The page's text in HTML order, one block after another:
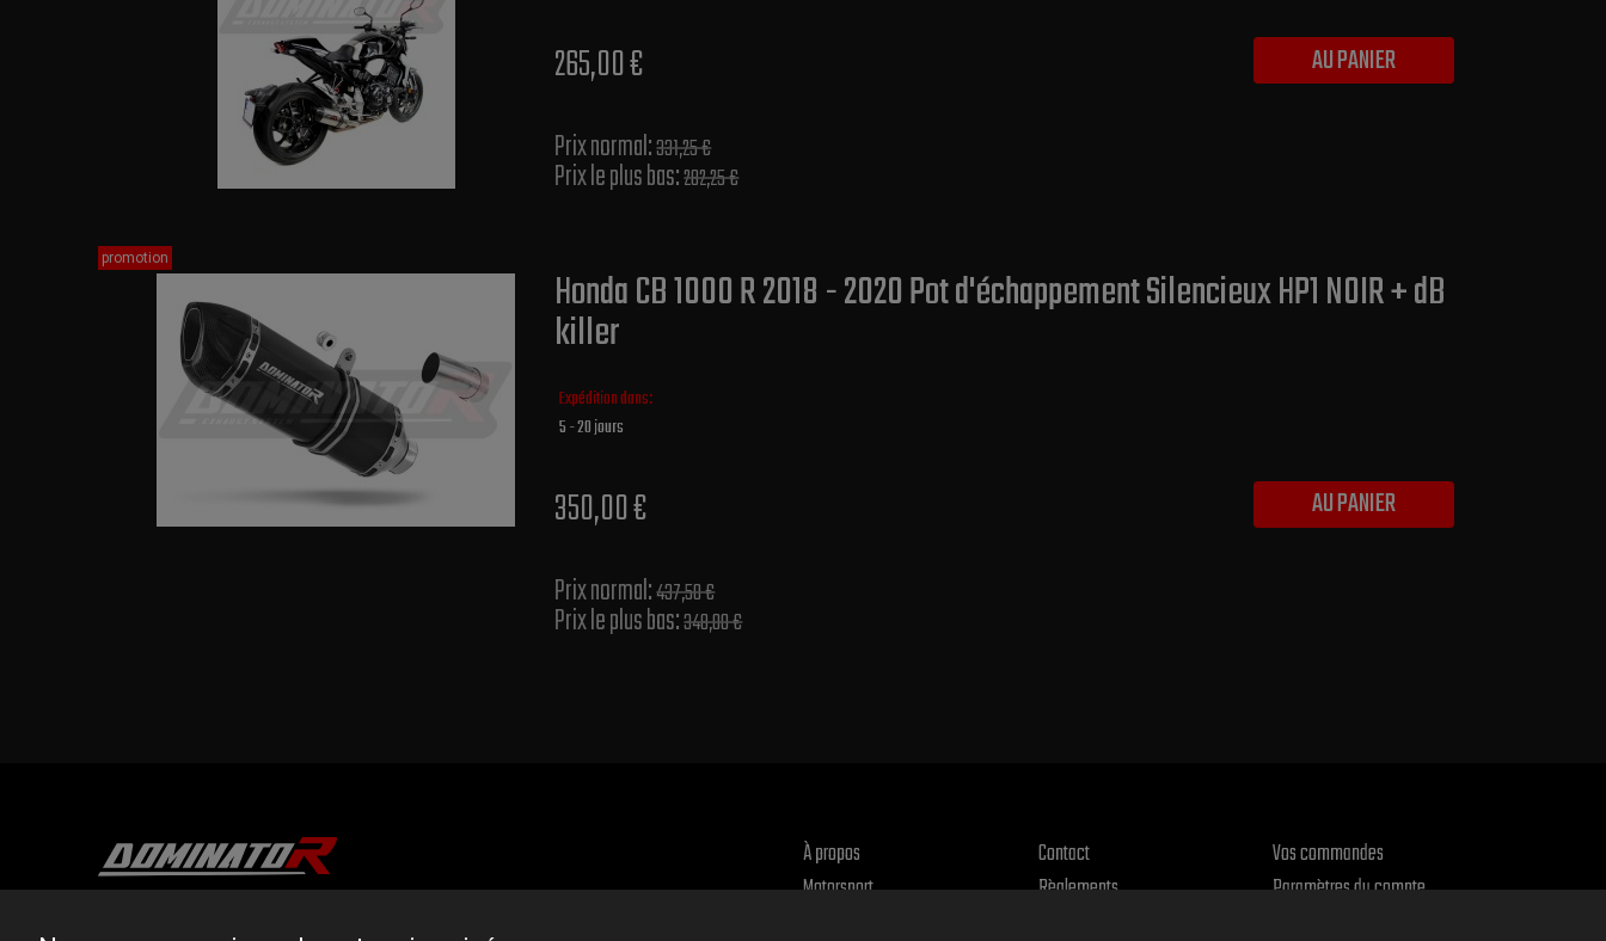
265,00 €
Prix normal​:331,25 €
Prix le plus bas:282,25 €
AU PANIER
Honda CB 1000 R 2018 - 2020 Pot d'échappement Silencieux HP1 NOIR + dB
killer
Expédition dans:
5 - 20 jours
350,00 €
Prix normal​:437,50 €
Prix le plus bas:348,00 €
AU PANIER
promotion
DOMINATOR GROUP Sp. z o.o.
À propos
Motorsport
Contact
Règlements
Vos commandes
Paramètres du compte